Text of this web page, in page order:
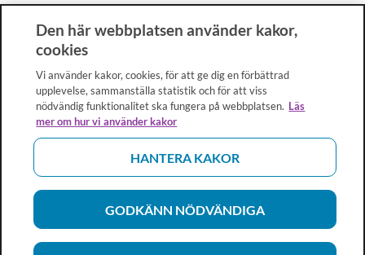
Den här webbplatsen använder kakor,
cookies
Vi använder kakor, cookies, för att ge dig en förbättrad
upplevelse, sammanställa statistik och för att viss
nödvändig funktionalitet ska fungera på webbplatsen. Läs
mer om hur vi använder kakor
HANTERA KAKOR
GODKÄNN NÖDVÄNDIGA